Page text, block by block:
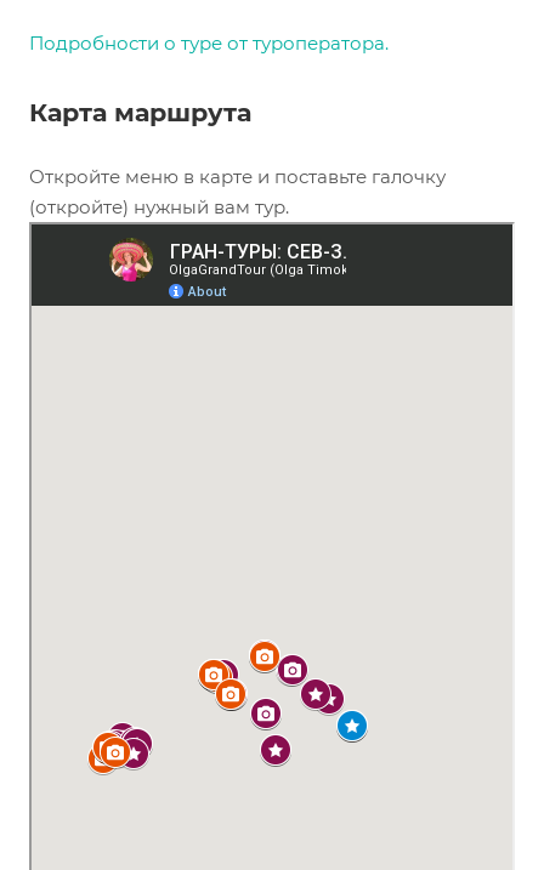
Подробности о туре от туроператора.
Карта маршрута
Откройте меню в карте и поставьте галочку
(откройте) нужный вам тур.